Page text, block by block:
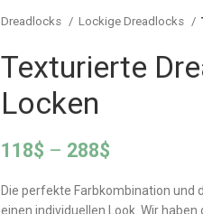
Dreadlocks Lockige Dreadlocks
Texturierte
Locken
118$ – 288$
Die perfekte Farbkombination und
einen individuellen Look. Wir